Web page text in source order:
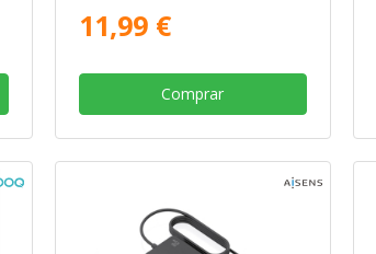
11,99 €
Comprar